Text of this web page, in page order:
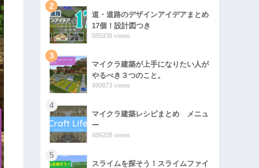
2
道・道路のデザインアイデアまとめ
17個！設計図つき
585938 views
3
マイクラ建築が上手になりたい人が
やるべき３つのこと。
490873 views
4
マイクラ建築レシピまとめ メニュ
ー
489208 views
5
スライムを探そう！スライムファイ